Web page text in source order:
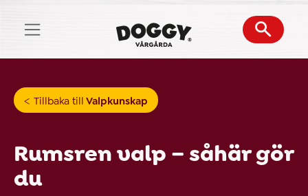
Tillbaka till Valpkunskap
Rumsren valp – såhär gör
du